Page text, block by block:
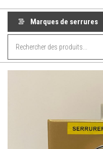
Paris
serrurier à
depuis
Marques de serrures